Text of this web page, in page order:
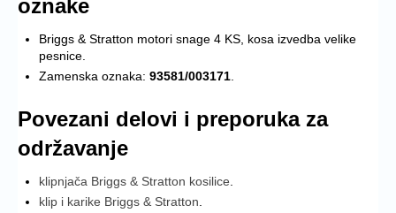
oznake
Briggs & Stratton motori snage 4 KS, kosa izvedba velike
pesnice.
Zamenska oznaka: 93581/003171
Povezani delovi i preporuka za
održavanje
klipnjača Briggs & Stratton kosilice
klip i karike Briggs & Stratton